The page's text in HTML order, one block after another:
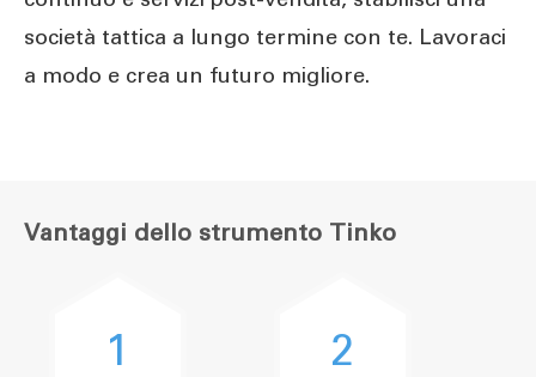
società tattica a lungo termine con te. Lavoraci
a modo e crea un futuro migliore.
Vantaggi dello strumento Tinko
1 2